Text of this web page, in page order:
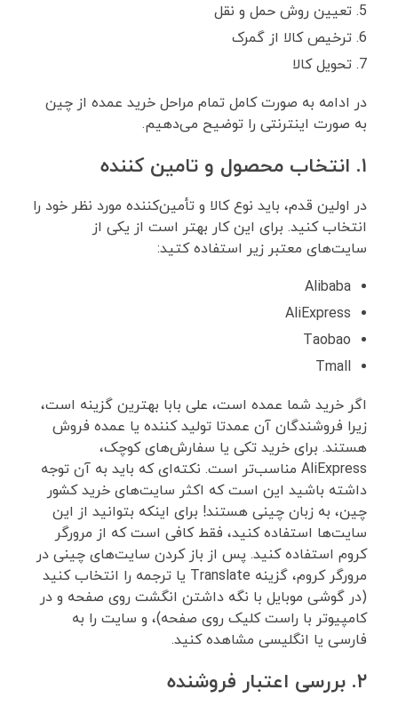
تعیین روش حمل ‌و نقل
ترخیص کالا از گمرک
تحویل کالا
در ادامه به صورت کامل تمام مراحل خرید عمده از چین
به صورت اینترنتی را توضیح می‌دهیم.
۱. انتخاب محصول و تامین کننده
در اولین قدم، باید نوع کالا و تأمین‌کننده مورد نظر خود را
انتخاب کنید. برای این کار بهتر است از یکی از
سایت‌های معتبر زیر استفاده کتید:
Alibaba
AliExpress
Taobao
Tmall
اگر خرید شما عمده است، علی بابا بهترین گزینه است،
زیرا فروشندگان آن عمدتا تولید کننده یا عمده ‌فروش
هستند. برای خرید تکی یا سفارش‌های کوچک،
AliExpress مناسب‌تر است. نکته‌ای که باید به آن توجه
داشته باشید این است که اکثر سایت‌های خرید کشور
چین، به زبان چینی هستند! برای اینکه بتوانید از این
سایت‌ها استفاده کنید، فقط کافی است که از مرورگر
کروم استفاده کنید. پس از باز کردن سایت‌های چینی در
مرورگر کروم، گزینه Translate یا ترجمه را انتخاب کنید
(در گوشی موبایل با نگه داشتن انگشت روی صفحه و در
کامپیوتر با راست کلیک روی صفحه)، و سایت را به
فارسی یا انگلیسی مشاهده کنید.
۲. بررسی اعتبار فروشنده